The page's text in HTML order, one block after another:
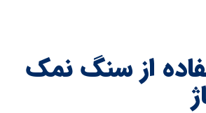
از سنگ نمک